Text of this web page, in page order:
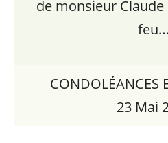
de monsieur
feu…
CONDOLÉANCES
23 Mai